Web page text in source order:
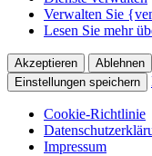
Verwalten Sie
Lesen Sie mehr
Akzeptieren Ablehnen
Einstellungen speichern
Cookie-Richtlinie
Impressum